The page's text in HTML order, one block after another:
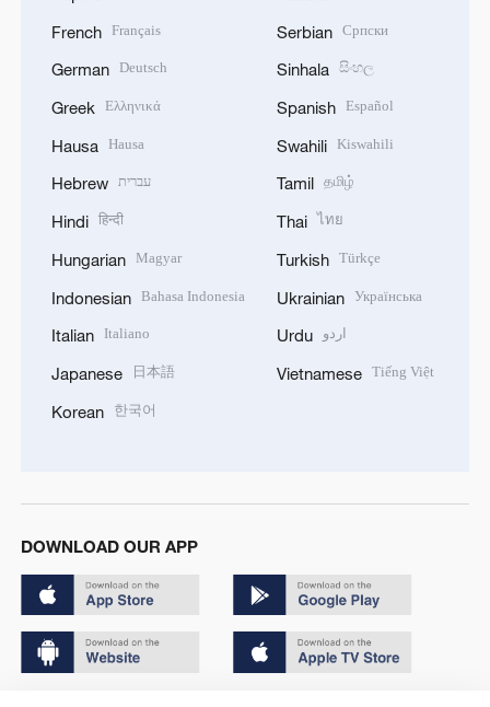
French Français
German Deutsch
Greek Ελληνικά
Hausa Hausa
Hebrew עברית
Hindi हिन्दी
Hungarian Magyar
Indonesian Bahasa Indonesia
Italian Italiano
Japanese 日本語
Korean 한국어
Serbian Српски
Sinhala සිංහල
Spanish Español
Swahili Kiswahili
Tamil தமிழ்
Thai ไทย
Turkish Türkçe
Ukrainian Українська
Urdu اردو
Vietnamese Tiếng Việt
DOWNLOAD OUR APP